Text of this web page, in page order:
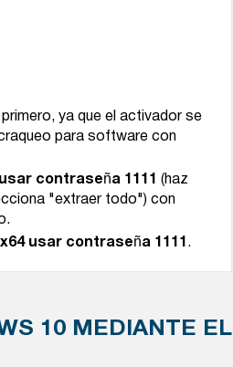
ya que el activador se
para software con
usar contraseña 1111
(haz
"extraer todo") con
x64 usar contraseña 1111 .
10 MEDIANTE EL